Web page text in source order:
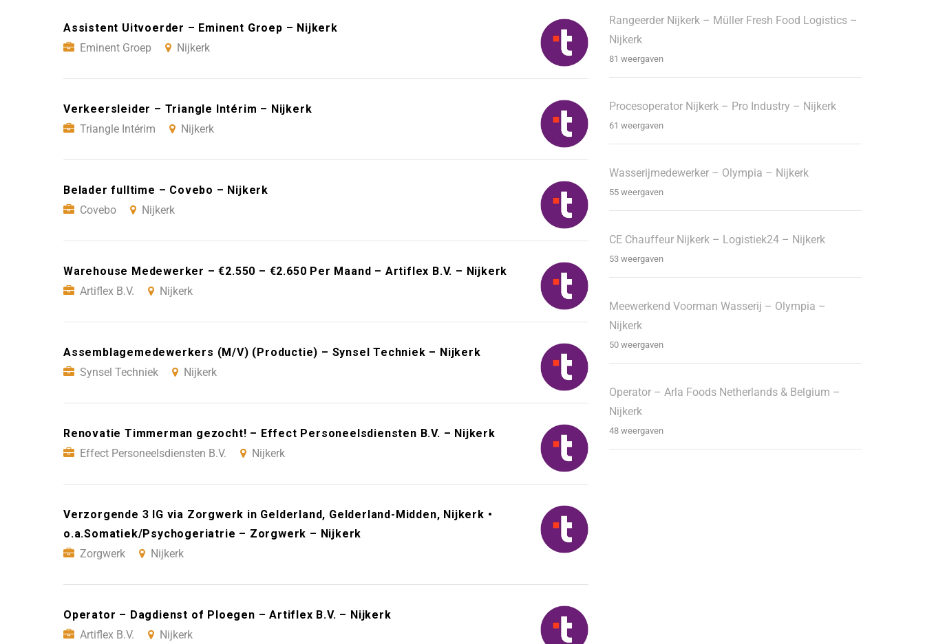
Assistent Uitvoerder – Eminent Groep – Nijkerk
Eminent Groep
Nijkerk
Verkeersleider – Triangle Intérim – Nijkerk
Triangle Intérim
Nijkerk
Belader fulltime – Covebo – Nijkerk
Covebo
Nijkerk
Warehouse Medewerker – €2.550 – €2.650 Per Maand – Artiflex B.V. – Nijkerk
Artiflex B.V.
Nijkerk
Assemblagemedewerkers (M/V) (Productie) – Synsel Techniek – Nijkerk
Synsel Techniek
Nijkerk
Renovatie Timmerman gezocht! – Effect Personeelsdiensten B.V. – Nijkerk
Effect Personeelsdiensten B.V.
Nijkerk
Verzorgende 3 IG via Zorgwerk in Gelderland, Gelderland-Midden, Nijkerk •
o.a.Somatiek/Psychogeriatrie – Zorgwerk – Nijkerk
Zorgwerk
Nijkerk
Operator – Dagdienst of Ploegen – Artiflex B.V. – Nijkerk
Artiflex B.V.
Nijkerk
Rangeerder Nijkerk – Müller Fresh Food Logistics –
Nijkerk
81 weergaven
Procesoperator Nijkerk – Pro Industry – Nijkerk
61 weergaven
Wasserijmedewerker – Olympia – Nijkerk
55 weergaven
CE Chauffeur Nijkerk – Logistiek24 – Nijkerk
53 weergaven
Meewerkend Voorman Wasserij – Olympia –
Nijkerk
50 weergaven
Operator – Arla Foods Netherlands & Belgium –
Nijkerk
48 weergaven